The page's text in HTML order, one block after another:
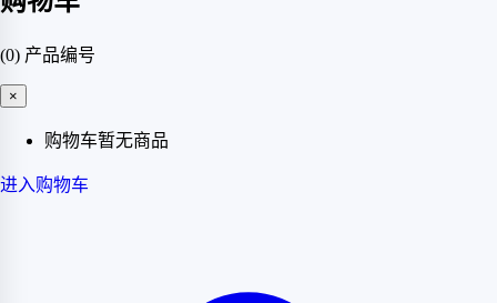
(0) 产品编号
×
购物车暂无商品
进入购物车